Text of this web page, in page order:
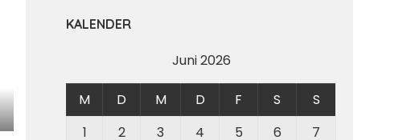
KALENDER
Juni 2026
M D M D F S
S
1
2 3 4 5 6
7